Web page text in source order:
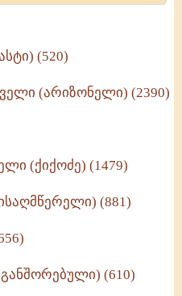
- II ტომი
-
(520)
(არიზონელი) (2390)
(ქიქოძე) (1479)
(881)
(610)